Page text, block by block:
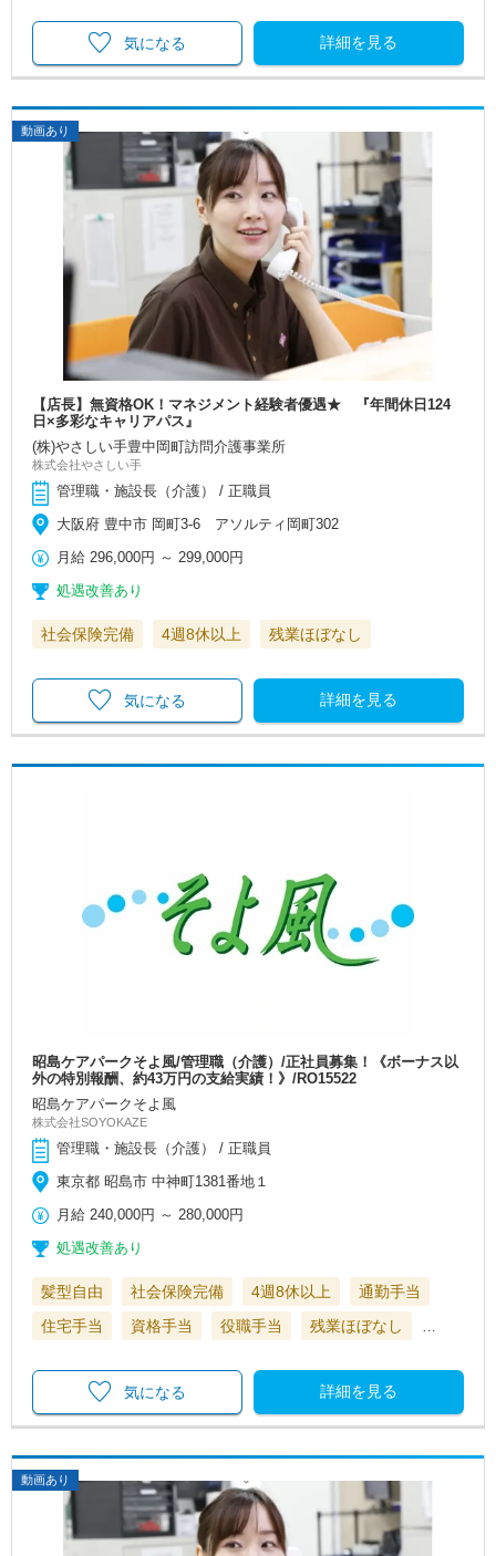
詳細を見る
気になる
動画あり
【店長】無資格OK！マネジメント経験者優遇★ 『年間休日124
日×多彩なキャリアパス』
(株)やさしい手豊中岡町訪問介護事業所
株式会社やさしい手
管理職・施設長（介護） / 正職員
大阪府 豊中市 岡町3-6 アソルティ岡町302
月給 296,000円 ～299,000円
処遇改善あり
社会保険完備 4週8休以上 残業ほぼなし
詳細を見る
気になる
昭島ケアパークそよ風/管理職（介護）/正社員募集！《ボーナス以
外の特別報酬、約43万円の支給実績！》/RO15522
昭島ケアパークそよ風
株式会社SOYOKAZE
管理職・施設長（介護） / 正職員
東京都 昭島市 中神町1381番地１
月給 240,000円 ～280,000円
処遇改善あり
髪型自由 社会保険完備 4週8休以上
通勤手当
住宅手当
資格手当 役職手当 残業ほぼなし …
詳細を見る
気になる
動画あり